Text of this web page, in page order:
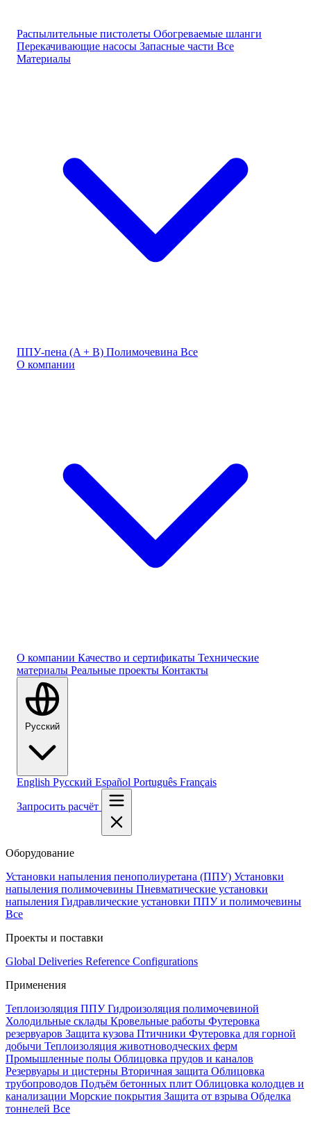
Распылительные пистолеты Обогреваемые шланги
Перекачивающие насосы Запасные части Все
Материалы
ППУ-пена (A + B) Полимочевина Все
О компании
О компании Качество и сертификаты Технические
материалы Реальные проекты Контакты
English Русский Español Português Français
Запросить расчёт
Оборудование
Установки напыления пенополиуретана (ППУ) Установки
напыления полимочевины Пневматические установки
напыления Гидравлические установки ППУ и полимочевины
Все
Проекты и поставки
Global Deliveries Reference Configurations
Применения
Теплоизоляция ППУГидроизоляция полимочевиной
Холодильные склады Кровельные работы Футеровка
резервуаров Защита кузова Птичники Футеровка для горной
добычи Теплоизоляция животноводческих ферм
Промышленные полы Облицовка прудов и каналов
Резервуары и цистерны Вторичная защита Облицовка
трубопроводов Подъём бетонных плит Облицовка колодцев и
канализации Морские покрытия Защита от взрыва Обделка
тоннелей Все